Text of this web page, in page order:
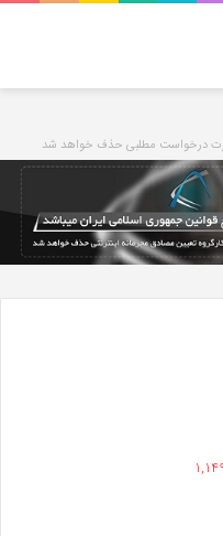
درخواست مطلبی حذف خواهد شد